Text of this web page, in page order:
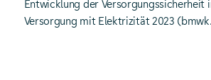
Entwicklung der Versorgungssicherheit
Versorgung mit Elektrizität 2023